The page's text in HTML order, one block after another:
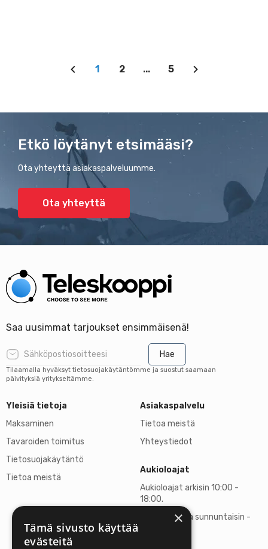
1 2 ... 5
Etkö löytänyt etsimääsi?
Ota yhteyttä asiakaspalveluumme.
Ota yhteyttä
Saa uusimmat tarjoukset ensimmäisenä!
Hae
Tilaamalla hyväksyt tietosuojakäytäntömme ja suostut saamaan
päivityksiä yritykseltämme.
Yleisiä tietoja
Maksaminen
Tavaroiden toimitus
Tietosuojakäytäntö
Tietoa meistä
Asiakaspalvelu
Tietoa meistä
Yhteystiedot
Aukioloajat
Aukioloajat arkisin 10:00 -
18:00.
Lauantaisin ja sunnuntaisin -
×
Tämä sivusto käyttää
evästeitä